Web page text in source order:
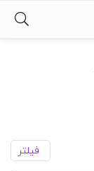
فیلتر